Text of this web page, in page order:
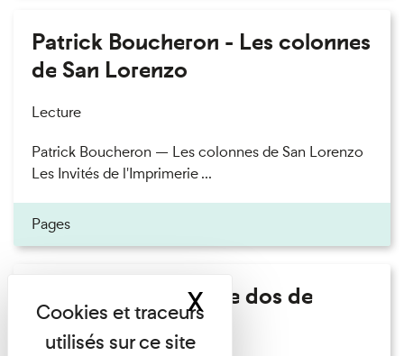
Patrick Boucheron - Les colonnes
de San Lorenzo
Lecture
Patrick Boucheron — Les colonnes de San Lorenzo
Les Invités de l'Imprimerie ...
Pages
Philippe Artières - Le dos de
l'histoire
XMasquer le